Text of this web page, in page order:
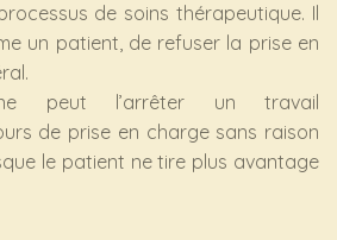
de soins thérapeutique. Il
un patient, de refuser la prise en
ne peut l’arrêter un travail
de prise en charge sans raison
le patient ne tire plus avantage